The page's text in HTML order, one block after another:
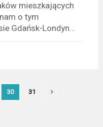
mieszkających
o tym
Gdańsk-Londyn...
30 31